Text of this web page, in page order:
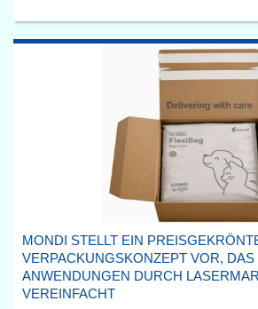
MONDI STELLT EIN
VERPACKUNGSKONZEPT VOR,
ANWENDUNGEN DURCH
VEREINFACHT